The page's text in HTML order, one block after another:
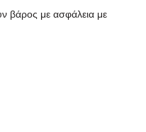
βάρος με ασφάλεια με